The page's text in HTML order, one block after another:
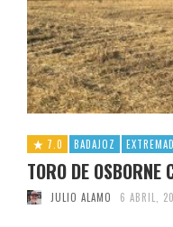
7.0 BADAJOZ
TORO DE
JULIO ALAMO 6 ABRIL,